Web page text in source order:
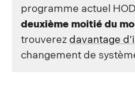
programme actuel
deuxième moitié du
trouverez davantage
changement de